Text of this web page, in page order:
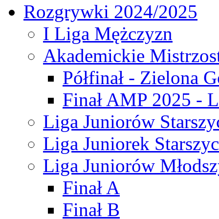
Rozgrywki 2024/2025
I Liga Mężczyzn
Akademickie
Półfinał - Zielona
Finał AMP 2025 -
Liga Juniorów
Liga Juniorek
Liga Juniorów
Finał A
Finał B